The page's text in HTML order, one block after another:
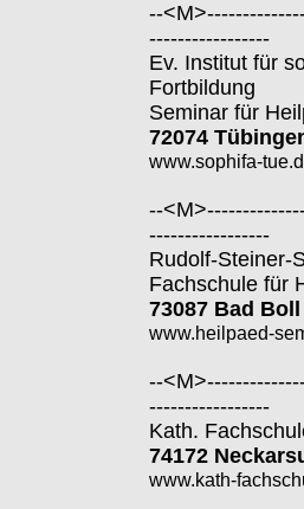
--
-----------------
Ev. Institut für
Fortbildung
Seminar für
72074
www.sophifa-
--
-----------------
Rudolf-Steiner-
Fachschule für
73087 Bad Boll
www.heilpaed-
--
-----------------
Kath.
74172
www.kath-